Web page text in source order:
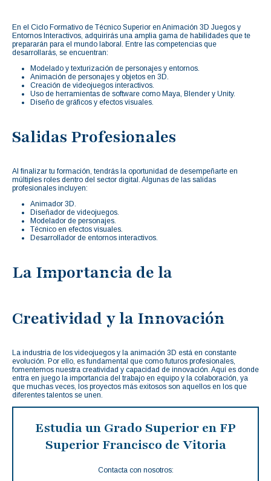
En el Ciclo Formativo de Técnico Superior en Animación 3D Juegos y
Entornos Interactivos, adquirirás una amplia gama de habilidades que te
prepararán para el mundo laboral. Entre las competencias que
desarrollarás, se encuentran:
Modelado y texturización de personajes y entornos.
Animación de personajes y objetos en 3D.
Creación de videojuegos interactivos.
Uso de herramientas de software como Maya, Blender y Unity.
Diseño de gráficos y efectos visuales.
Salidas Profesionales
Al finalizar tu formación, tendrás la oportunidad de desempeñarte en
múltiples roles dentro del sector digital. Algunas de las salidas
profesionales incluyen:
Animador 3D.
Diseñador de videojuegos.
Modelador de personajes.
Técnico en efectos visuales.
Desarrollador de entornos interactivos.
La Importancia de la
Creatividad y la Innovación
La industria de los videojuegos y la animación 3D está en constante
evolución. Por ello, es fundamental que como futuros profesionales,
fomentemos nuestra creatividad y capacidad de innovación. Aquí es donde
entra en juego la importancia del trabajo en equipo y la colaboración, ya
que muchas veces, los proyectos más exitosos son aquellos en los que
diferentes talentos se unen.
Estudia un Grado Superior en FP
Superior Francisco de Vitoria
Contacta con nosotros: